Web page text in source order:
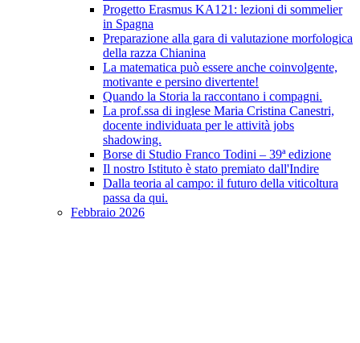
Progetto Erasmus KA121: lezioni di sommelier
in Spagna
Preparazione alla gara di valutazione morfologica
della razza Chianina
La matematica può essere anche coinvolgente,
motivante e persino divertente!
Quando la Storia la raccontano i compagni.
La prof.ssa di inglese Maria Cristina Canestri,
docente individuata per le attività jobs
shadowing.
Borse di Studio Franco Todini – 39ª edizione
Il nostro Istituto è stato premiato dall'Indire
Dalla teoria al campo: il futuro della viticoltura
passa da qui.
Febbraio 2026